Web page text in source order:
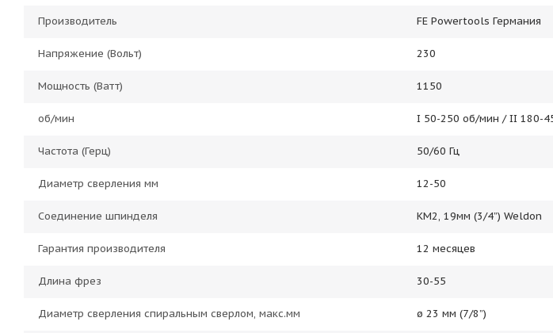
Производитель FE Powertools Германия
Напряжение (Вольт) 230
Мощность (Ватт) 1150
об/мин I 50-250 об/мин / II 180-
Частота (Герц) 50/60 Гц
Диаметр сверления мм 12-50
Соединение шпинделя КМ2, 19мм (3/4”) Weldon
Гарантия производителя 12 месяцев
Длина фрез 30-55
Диаметр сверления спиральным сверлом, макс.мм ø 23 мм (7/8”)